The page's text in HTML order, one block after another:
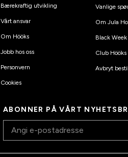
Bærekraftig utvikling
Vårt ansvar
Om Hööks
Jobb hos oss
Personvern
Cookies
Vanlige
Om Jula
Black Week
Club Hööks
Avbryt
ABONNER PÅ VÅRT